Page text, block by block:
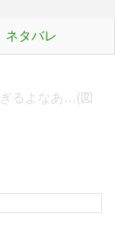
ネタバレ
るよなあ…(図